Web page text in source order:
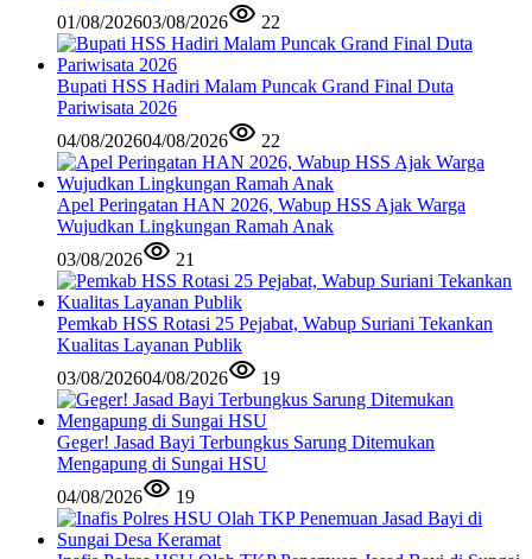
01/08/202603/08/2026 22
Bupati HSS Hadiri Malam Puncak Grand Final Duta
Pariwisata 2026
04/08/202604/08/2026 22
Apel Peringatan HAN 2026, Wabup HSS Ajak Warga
Wujudkan Lingkungan Ramah Anak
03/08/2026
21
Pemkab HSS Rotasi 25 Pejabat, Wabup Suriani Tekankan
Kualitas Layanan Publik
03/08/202604/08/2026 19
Geger! Jasad Bayi Terbungkus Sarung Ditemukan
Mengapung di Sungai HSU
04/08/2026
19